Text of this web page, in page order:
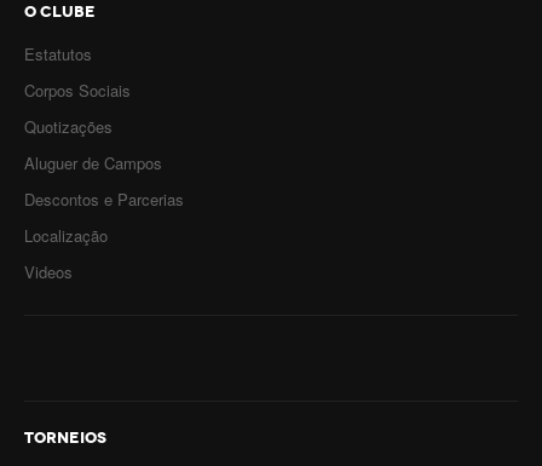
O CLUBE
Estatutos
Corpos Sociais
Quotizações
Aluguer de Campos
Descontos e Parcerias
Localização
Videos
TORNEIOS